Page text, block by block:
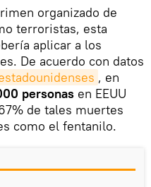
organizado de
terroristas, esta
aplicar a los
De acuerdo con datos
, en
personas en EEUU
de tales muertes
como el fentanilo.